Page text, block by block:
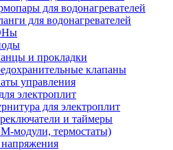
для водонагревателей
для водонагревателей
и прокладки
клапаны
управления
электроплит
для электроплит
и таймеры
модули, термостаты)